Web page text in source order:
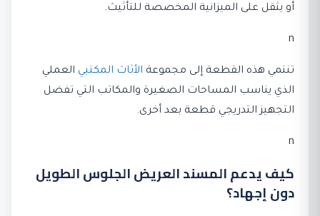
أو يثقل على الميزانية المخصصة للتأثيث.
n
تنتمي هذه القطعة إلى مجموعة الأثاث المكتبي العملي
الذي يناسب المساحات الصغيرة والمكاتب التي تفضل
التجهيز التدريجي قطعة بعد أخرى.
n
كيف يدعم المسند العريض الجلوس الطويل
دون إجهاد؟